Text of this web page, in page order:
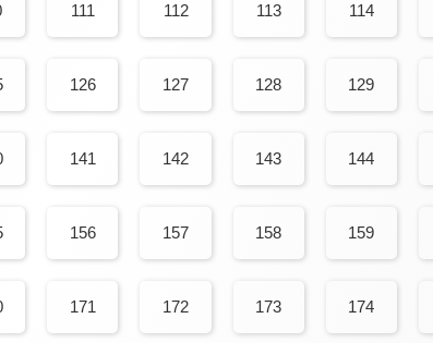
111 112 113 114
126 127 128 129
141 142 143 144
156 157 158 159
171 172 173 174